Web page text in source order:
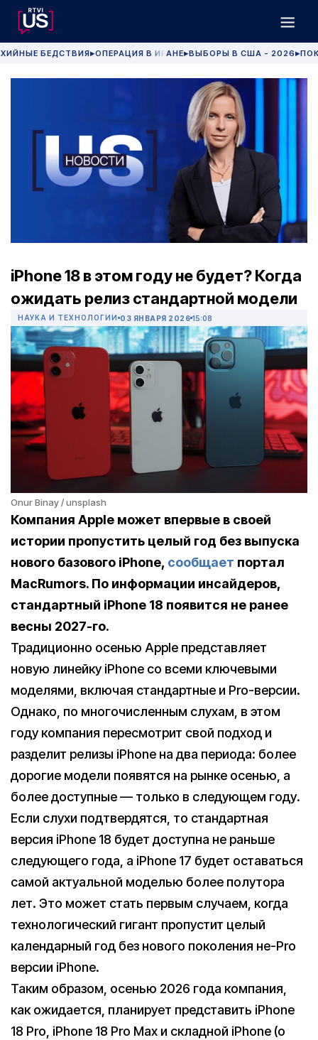
БЕДСТВИЯ▶ОПЕРАЦИЯ В ИРАНЕ▶ВЫБОРЫ В США - 2026 ▶
iPhone 18 в этом году не будет? Когда
ожидать релиз стандартной модели
НАУКА И ТЕХНОЛОГИИ 03 ЯНВАРЯ 2026 15:08
Onur Binay / unsplash
Компания Apple может впервые в своей
истории пропустить целый год без выпуска
нового базового iPhone, сообщает портал
MacRumors. По информации инсайдеров,
стандартный iPhone 18 появится не ранее
весны 2027-го.
Традиционно осенью Apple представляет
новую линейку iPhone со всеми ключевыми
моделями, включая стандартные и Pro-версии.
Однако, по многочисленным слухам, в этом
году компания пересмотрит свой подход и
разделит релизы iPhone на два периода: более
дорогие модели появятся на рынке осенью, а
более доступные — только в следующем году.
Если слухи подтвердятся, то стандартная
версия iPhone 18 будет доступна не раньше
следующего года, а iPhone 17 будет оставаться
самой актуальной моделью более полутора
лет. Это может стать первым случаем, когда
технологический гигант пропустит целый
календарный год без нового поколения не-Pro
версии iPhone.
Таким образом, осенью 2026 года компания,
как ожидается, планирует представить iPhone
18 Pro, iPhone 18 Pro Max и складной iPhone (о